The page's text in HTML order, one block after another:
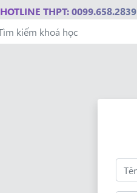
HOTLINE THPT: 0099.658.2839